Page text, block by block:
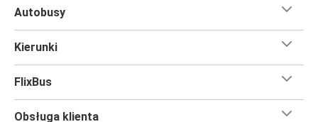
Autobusy
Kierunki
FlixBus
Obsługa klienta